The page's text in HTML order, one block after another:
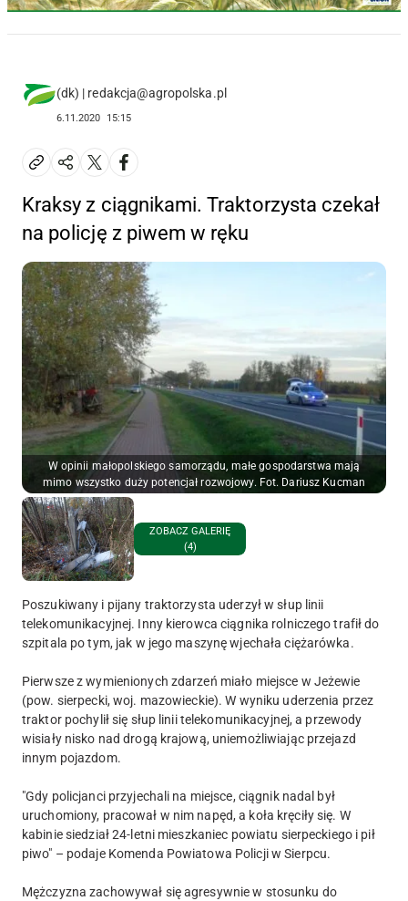
(dk) | redakcja@agropolska.pl
6.11.2020 15:15
Kraksy z ciągnikami. Traktorzysta czekał
na policję z piwem w ręku
W opinii małopolskiego samorządu, małe gospodarstwa mają
mimo wszystko duży potencjał rozwojowy. Fot. Dariusz Kucman
ZOBACZ GALERIĘ
(4)
Poszukiwany i pijany traktorzysta uderzył w słup linii
telekomunikacyjnej. Inny kierowca ciągnika rolniczego trafił do
szpitala po tym, jak w jego maszynę wjechała ciężarówka.
Pierwsze z wymienionych zdarzeń miało miejsce w Jeżewie
(pow. sierpecki, woj. mazowieckie). W wyniku uderzenia przez
traktor pochylił się słup linii telekomunikacyjnej, a przewody
wisiały nisko nad drogą krajową, uniemożliwiając przejazd
innym pojazdom.
"Gdy policjanci przyjechali na miejsce, ciągnik nadal był
uruchomiony, pracował w nim napęd, a koła kręciły się. W
kabinie siedział 24-letni mieszkaniec powiatu sierpeckiego i pił
piwo" – podaje Komenda Powiatowa Policji w Sierpcu.
Mężczyzna zachowywał się agresywnie w stosunku do